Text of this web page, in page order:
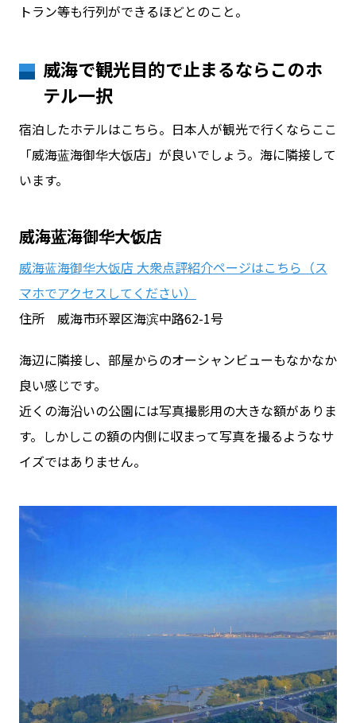
トラン等も行列ができるほどとのこと。
威海で観光目的で止まるならこのホ
テル一択
宿泊したホテルはこちら。日本人が観光で行くならここ
「威海蓝海御华大饭店」が良いでしょう。海に隣接して
います。
威海蓝海御华大饭店
威海蓝海御华大饭店 大衆点評紹介ページはこちら（ス
マホでアクセスしてください）
住所 威海市环翠区海滨中路62-1号
海辺に隣接し、部屋からのオーシャンビューもなかなか
良い感じです。
近くの海沿いの公園には写真撮影用の大きな額がありま
す。しかしこの額の内側に収まって写真を撮るようなサ
イズではありません。